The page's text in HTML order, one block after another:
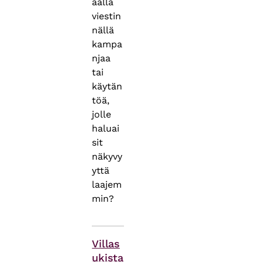
viestin
nällä
kampa
njaa
tai
käytän
töä,
jolle
haluai
sit
näkyvy
yttä
laajem
min?
Villas
ukista